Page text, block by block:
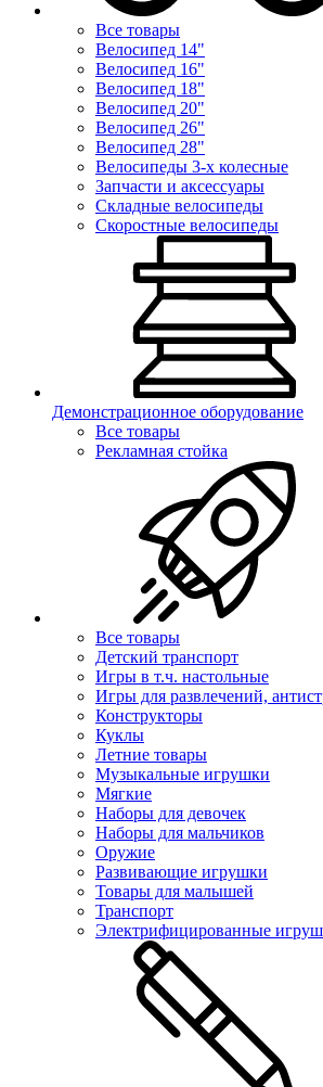
Все товары
Велосипед 14"
Велосипед 16"
Велосипед 18"
Велосипед 20"
Велосипед 26"
Велосипед 28"
Велосипеды 3-х колесные
Запчасти и аксессуары
Складные велосипеды
Скоростные велосипеды
Демонстрационное оборудование
Все товары
Рекламная стойка
Все товары
Детский транспорт
Игры в т.ч. настольные
Игры для развлечений,
Конструкторы
Куклы
Летние товары
Музыкальные игрушки
Мягкие
Наборы для девочек
Наборы для мальчиков
Оружие
Развивающие игрушки
Товары для малышей
Транспорт
Электрифицированные